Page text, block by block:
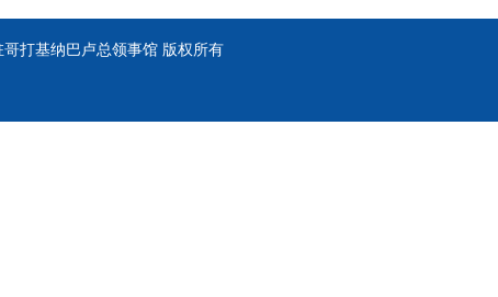
打基纳巴卢总领事馆 版权所有